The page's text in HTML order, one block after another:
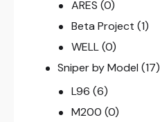
ARES (0)
Beta Project (1)
WELL (0)
Sniper by Model (17)
L96 (6)
M200 (0)